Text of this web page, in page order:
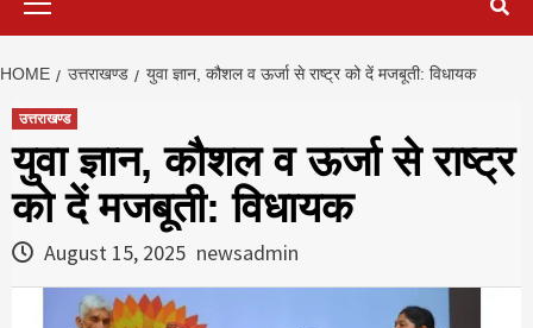
HOME उत्तराखण्ड युवा ज्ञान, कौशल व ऊर्जा से राष्ट्र को दें मजबूती: विधायक
उत्तराखण्ड
युवा ज्ञान, कौशल व ऊर्जा से राष्ट्र
को दें मजबूती: विधायक
August 15, 2025 newsadmin